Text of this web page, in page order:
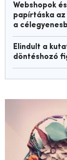
Webshopok
papírtáska
a
Elindult a
döntéshozó